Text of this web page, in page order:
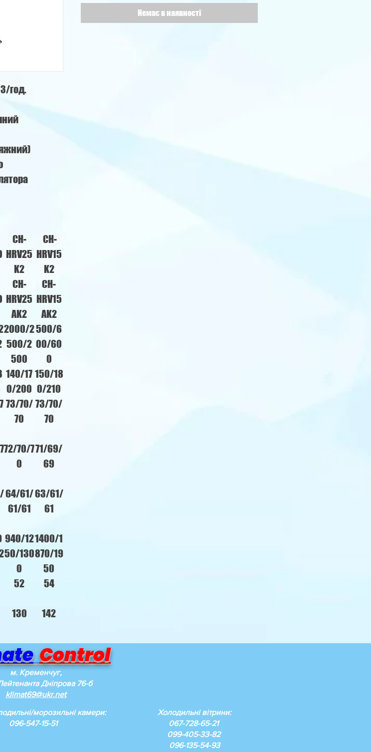
год.
CH-
HRV25
K2
CH-
HRV25
АK2
CH-
HRV15
K2
CH-
HRV15
АK2
2000/2
500/2
500
500/6
00/60
0
140/17
0/200
150/18
0/210
73/70/
70
73/70/
70
72/70/7
0
71/69/
69
64/61/
61/61
63/61/
61
940/12
50/130
0
1400/1
870/19
50
52 54
130 142
Немає в наявності
Control
м. Кременчуг,
Дніпрова 76-б
klimat69@ukr.net
морозильні камери:
096-547-15-51
Холодильні вітрини:
067-728-65-21
099-405-33-82
096-135-54-93